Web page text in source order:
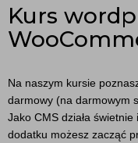
Kurs
Na naszym kursie
darmowy (na darmowym
Jako CMS działa
dodatku możesz zacząć